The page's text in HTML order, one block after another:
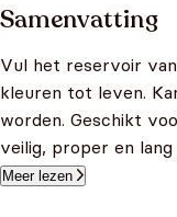
Samenvatting
Vul het reservoir
kleuren tot leven.
worden. Geschikt
veilig, proper en lang
Meer lezen